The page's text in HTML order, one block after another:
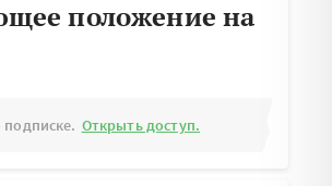
положение на
Открыть доступ.